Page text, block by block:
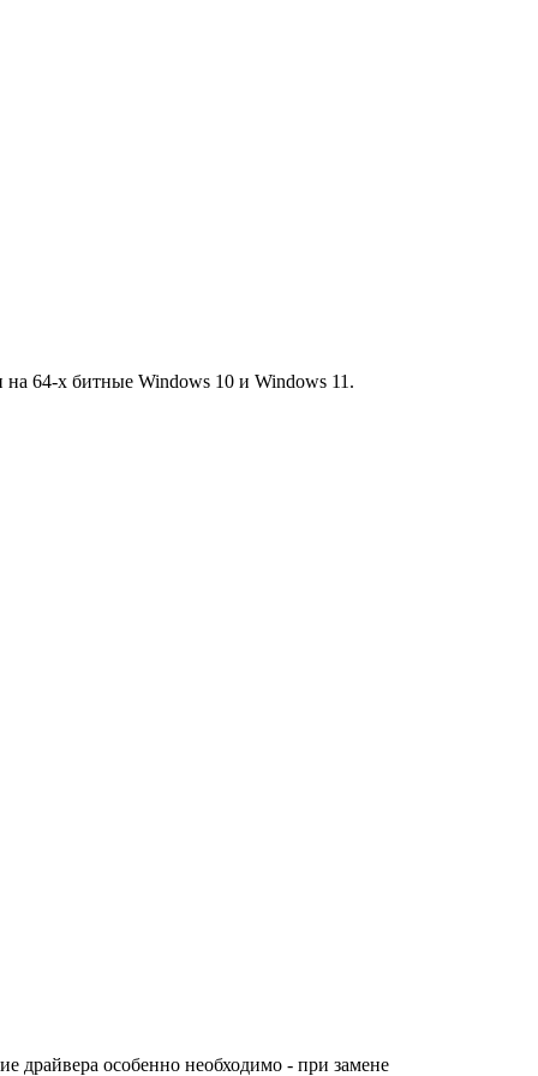
на 64-х битные Windows 10 и Windows 11.
драйвера особенно необходимо - при замене